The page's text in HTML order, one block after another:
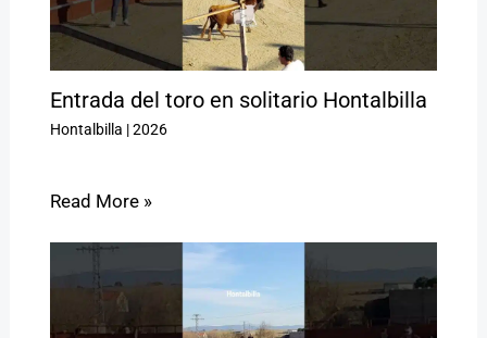
Entrada del toro en solitario Hontalbilla
Hontalbilla |2026
Read More »